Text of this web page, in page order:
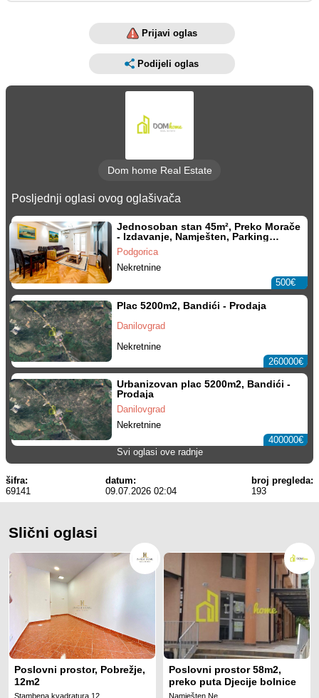
Prijavi oglas
Podijeli oglas
Dom home Real Estate
Posljednji oglasi ovog oglašivača
Jednosoban stan 45m², Preko Morače
- Izdavanje, Namješten, Parking
mjesto
Podgorica
Nekretnine
500€
Plac 5200m2, Bandići - Prodaja
Danilovgrad
Nekretnine
260000€
Urbanizovan plac 5200m2, Bandići -
Prodaja
Danilovgrad
Nekretnine
400000€
Svi oglasi ove radnje
šifra:
69141
datum:
09.07.2026 02:04
broj pregleda:
193
Slični oglasi
Poslovni prostor, Pobrežje,
12m2
Stambena kvadratura 12
Poslovni prostor 58m2,
preko puta Djecije bolnice
Namješten Ne